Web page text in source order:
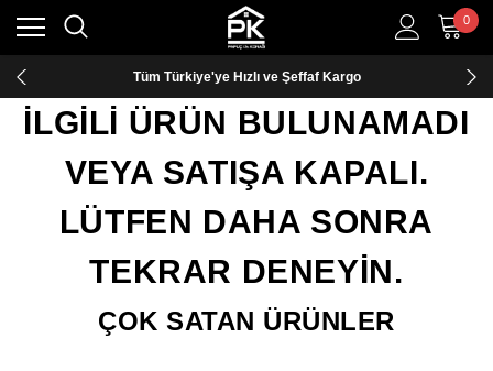
0
Kredi Kartına Taksit İmkanı
2500₺ ve Üzeri Ücretsiz Kargo
Tüm Türkiye'ye Hızlı ve Şeffaf Kargo
Kredi Kartına Taksit İmkanı
2500₺ ve Üzeri Ücretsiz Kargo
Kredi Kartına Taksit İmkanı
İLGILI ÜRÜN BULUNAMADI
VEYA SATIŞA KAPALI.
LÜTFEN DAHA SONRA
TEKRAR DENEYIN.
ÇOK SATAN ÜRÜNLER